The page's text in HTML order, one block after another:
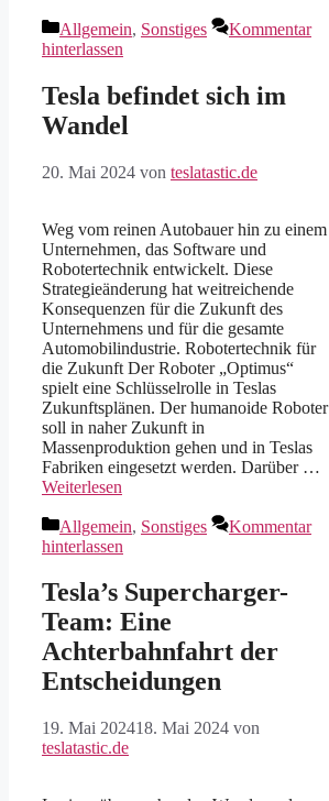
Kategorien
Allgemein, Sonstiges
Kommentar
hinterlassen
Tesla befindet sich im
Wandel
20. Mai 2024 von teslatastic.de
Weg vom reinen Autobauer hin zu einem
Unternehmen, das Software und
Robotertechnik entwickelt. Diese
Strategieänderung hat weitreichende
Konsequenzen für die Zukunft des
Unternehmens und für die gesamte
Automobilindustrie. Robotertechnik für
die Zukunft Der Roboter „Optimus“
spielt eine Schlüsselrolle in Teslas
Zukunftsplänen. Der humanoide Roboter
soll in naher Zukunft in
Massenproduktion gehen und in Teslas
Fabriken eingesetzt werden. Darüber …
Weiterlesen
Kategorien
Allgemein, Sonstiges
Kommentar
hinterlassen
Tesla’s Supercharger-
Team: Eine
Achterbahnfahrt der
Entscheidungen
19. Mai 202418. Mai 2024 von
teslatastic.de